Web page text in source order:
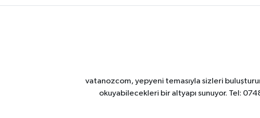
vatanozcom, yepyeni temasıyla sizleri
okuyabilecekleri bir altyapı sunuyor. Tel: